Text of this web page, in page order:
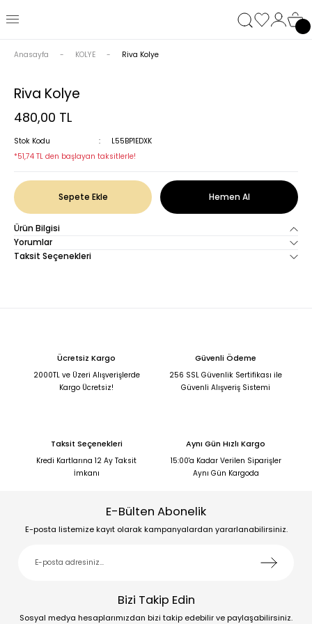
Anasayfa KOLYE Riva Kolye
Riva Kolye
480,00 TL
Stok Kodu
L55BP1EDXK
*51,74 TL den başlayan taksitlerle!
Sepete Ekle Hemen Al
Ürün Bilgisi
Yorumlar
Taksit Seçenekleri
Ücretsiz Kargo
2000TL ve Üzeri Alışverişlerde
Kargo Ücretsiz!
Güvenli Ödeme
256 SSL Güvenlik Sertifikası ile
Güvenli Alışveriş Sistemi
Taksit Seçenekleri
Kredi Kartlarına 12 Ay Taksit
İmkanı
Aynı Gün Hızlı Kargo
15:00'a Kadar Verilen Siparişler
Aynı Gün Kargoda
E-Bülten Abonelik
E-posta listemize kayıt olarak kampanyalardan yararlanabilirsiniz.
Bizi Takip Edin
Sosyal medya hesaplarımızdan bizi takip edebilir ve paylaşabilirsiniz.